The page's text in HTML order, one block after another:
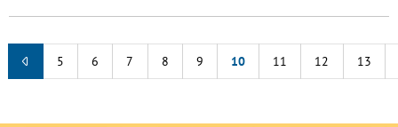
5 6 7 8 9 10 11 12 13